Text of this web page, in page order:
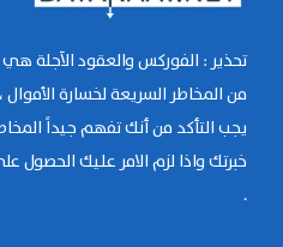
تحذير : الفوركس والعقود الآجلة
من المخاطر السريعة لخسارة
يجب التأكد من أنك تفهم جيداً
خبرتك واذا لزم الامر عليك الحصول
.